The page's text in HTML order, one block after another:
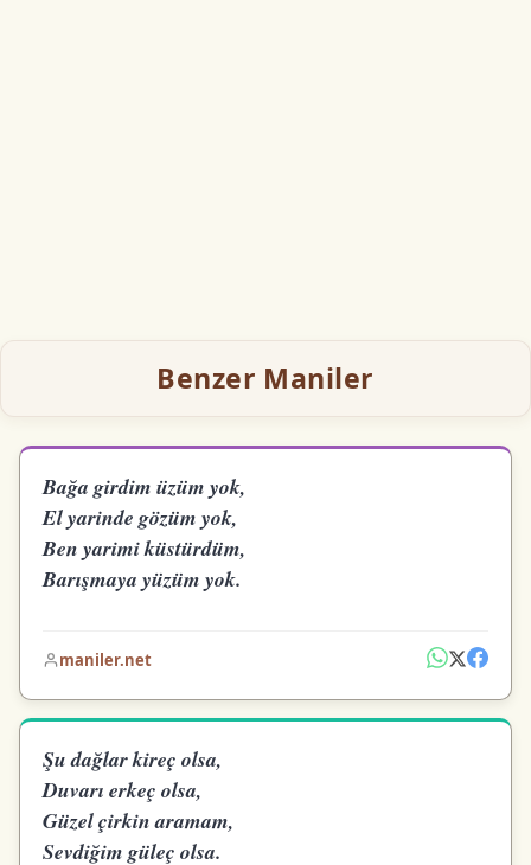
Benzer Maniler
Bağa girdim üzüm yok,
El yarinde gözüm yok,
Ben yarimi küstürdüm,
Barışmaya yüzüm yok.
maniler.net
Şu dağlar kireç olsa,
Duvarı erkeç olsa,
Güzel çirkin aramam,
Sevdiğim güleç olsa.